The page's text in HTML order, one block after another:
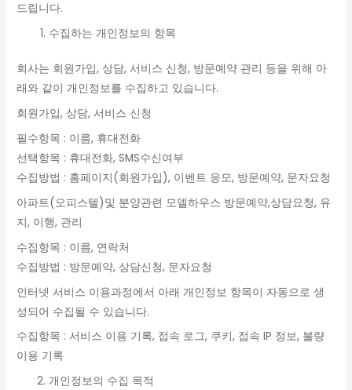
드립니다.
수집하는 개인정보의 항목
회사는 회원가입, 상담, 서비스 신청, 방문예약 관리 등을 위해 아
래와 같이 개인정보를 수집하고 있습니다.
회원가입, 상담, 서비스 신청
필수항목 : 이름, 휴대전화
선택항목 : 휴대전화, SMS수신여부
수집방법 : 홈페이지(회원가입), 이벤트 응모, 방문예약, 문자요청
아파트(오피스텔)및 분양관련 모델하우스 방문예약,상담요청, 유
지, 이행, 관리
수집항목 : 이름, 연락처
수집방법 : 방문예약, 상담신청, 문자요청
인터넷 서비스 이용과정에서 아래 개인정보 항목이 자동으로 생
성되어 수집될 수 있습니다.
수집항목 : 서비스 이용 기록, 접속 로그, 쿠키, 접속 IP 정보, 불량
이용 기록
개인정보의 수집 목적